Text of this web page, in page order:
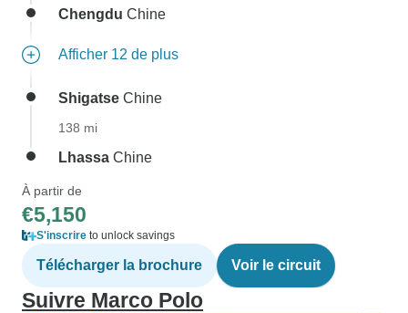
Chengdu Chine
Afficher 12 de plus
Shigatse Chine
138 mi
Lhassa Chine
À partir de
€5,150
S'inscrire to unlock savings
Télécharger la brochure Voir le circuit
Suivre Marco Polo